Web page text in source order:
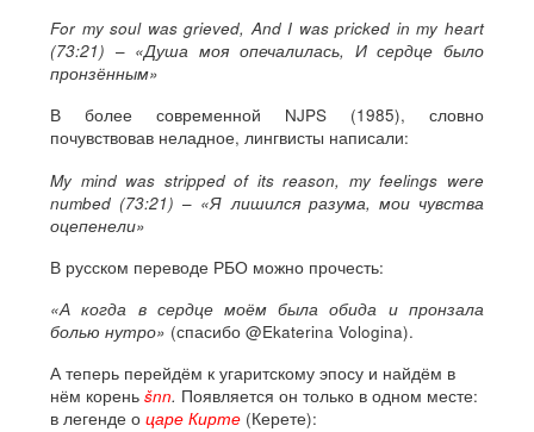
For my soul was grieved, And I was pricked in my heart
(73:21) – «Душа моя опечалилась, И сердце было
пронзённым»
В более современной NJPS (1985), словно
почувствовав неладное, лингвисты написали:
My mind was stripped of its reason, my feelings were
numbed (73:21) – «Я лишился разума, мои чувства
оцепенели»
В русском переводе РБО можно прочесть:
«А когда в сердце моём была обида и пронзала
болью нутро» (спасибо @Ekaterina Vologina).
А теперь перейдём к угаритскому эпосу и найдём в
нём кореньšnn. Появляется он только в одном месте:
в легенде оцаре Кирте (Керете):